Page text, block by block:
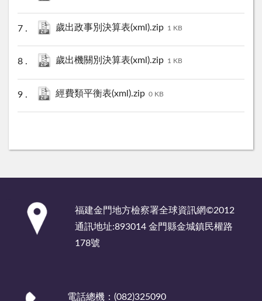
歲出政事別決算表(xml).zip 1 KB
歲出機關別決算表(xml).zip 1 KB
經費類平衡表(xml).zip 0 KB
福建金門地方檢察署全球資訊網©2012
通訊地址:893014 金門縣金城鎮民權路
178號
電話總機：(082)325090